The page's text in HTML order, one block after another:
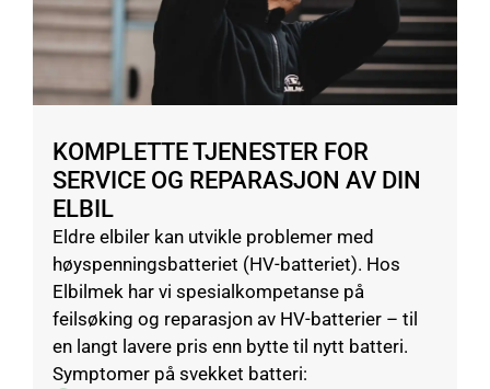
KOMPLETTE TJENESTER FOR
SERVICE OG REPARASJON AV DIN
ELBIL
Eldre elbiler kan utvikle problemer med
høyspenningsbatteriet (HV-batteriet). Hos
Elbilmek har vi spesialkompetanse på
feilsøking og reparasjon av HV-batterier – til
en langt lavere pris enn bytte til nytt batteri.
Symptomer på svekket batteri: